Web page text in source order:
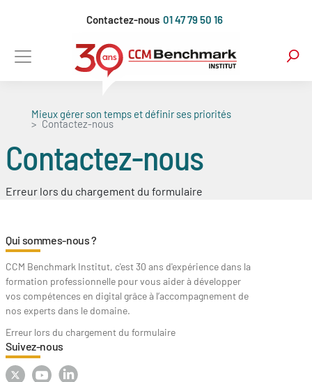
principal
Contactez-nous 01 47 79 50 16
Mieux gérer son temps et définir ses priorités
Contactez-nous
Contactez-nous
Erreur lors du chargement du formulaire
Qui sommes-nous ?
CCM Benchmark Institut, c'est 30 ans d'expérience dans la
formation professionnelle pour vous aider à développer
vos compétences en digital grâce à l’accompagnement de
nos experts dans le domaine.
Erreur lors du chargement du formulaire
Suivez-nous